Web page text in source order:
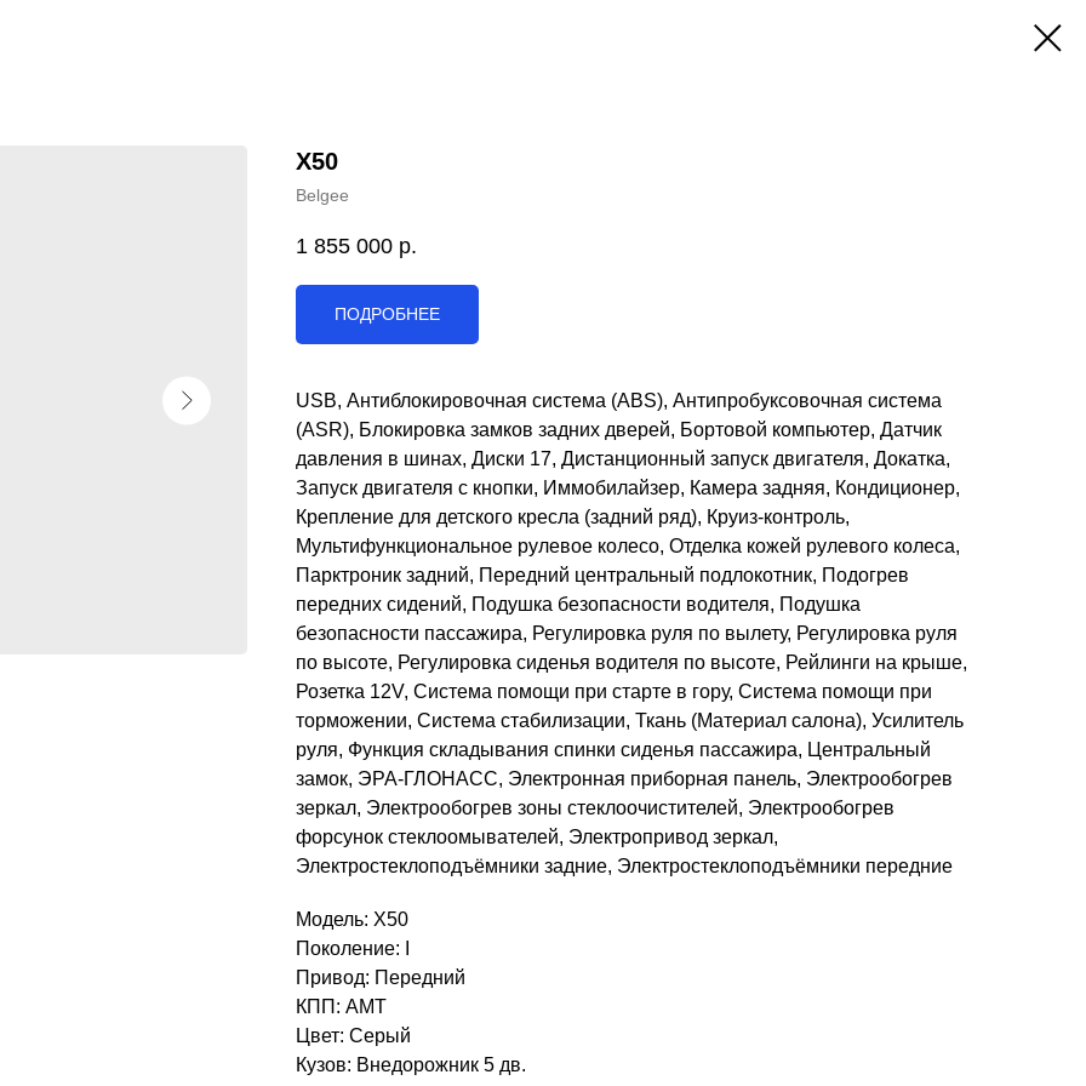
X50
Belgee
1 855 000 р.
ПОДРОБНЕЕ
USB, Антиблокировочная система (ABS), Антипробуксовочная система
(ASR), Блокировка замков задних дверей, Бортовой компьютер, Датчик
давления в шинах, Диски 17, Дистанционный запуск двигателя, Докатка,
Запуск двигателя с кнопки, Иммобилайзер, Камера задняя, Кондиционер,
Крепление для детского кресла (задний ряд), Круиз-контроль,
Мультифункциональное рулевое колесо, Отделка кожей рулевого колеса,
Парктроник задний, Передний центральный подлокотник, Подогрев
передних сидений, Подушка безопасности водителя, Подушка
безопасности пассажира, Регулировка руля по вылету, Регулировка руля
по высоте, Регулировка сиденья водителя по высоте, Рейлинги на крыше,
Розетка 12V, Система помощи при старте в гору, Система помощи при
торможении, Система стабилизации, Ткань (Материал салона), Усилитель
руля, Функция складывания спинки сиденья пассажира, Центральный
замок, ЭРА-ГЛОНАСС, Электронная приборная панель, Электрообогрев
зеркал, Электрообогрев зоны стеклоочистителей, Электрообогрев
форсунок стеклоомывателей, Электропривод зеркал,
Электростеклоподъёмники задние, Электростеклоподъёмники передние
Модель: X50
Поколение: I
Привод: Передний
КПП: AMT
Цвет: Серый
Кузов: Внедорожник 5 дв.